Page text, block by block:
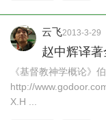
云飞2013-3-29
赵中辉译
《基督教神学概论》
http://
X.H ...